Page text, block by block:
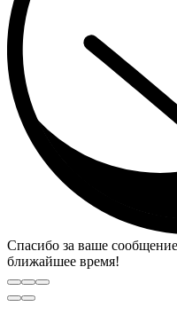
Спасибо за ваше
ближайшее время!